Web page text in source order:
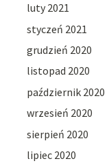
luty 2021
styczeń 2021
grudzień 2020
listopad 2020
październik 2020
wrzesień 2020
sierpień 2020
lipiec 2020